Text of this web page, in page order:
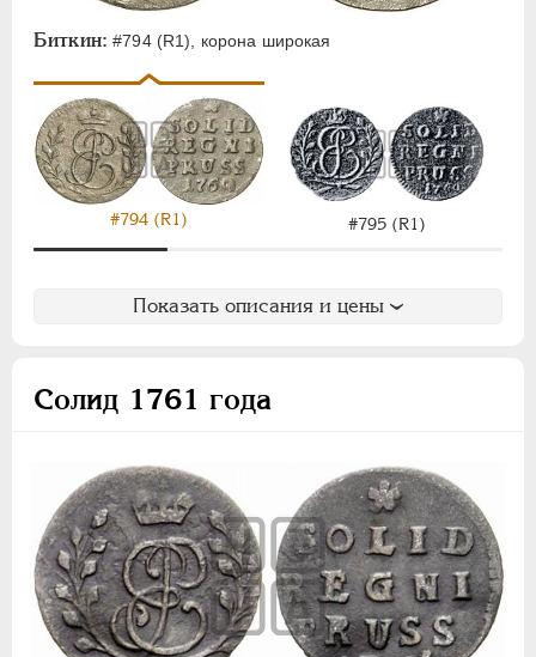
Биткин: #794 (R1), корона широкая
#794 (R1) #795 (R1)
Показать описания и цены
Солид 1761 года